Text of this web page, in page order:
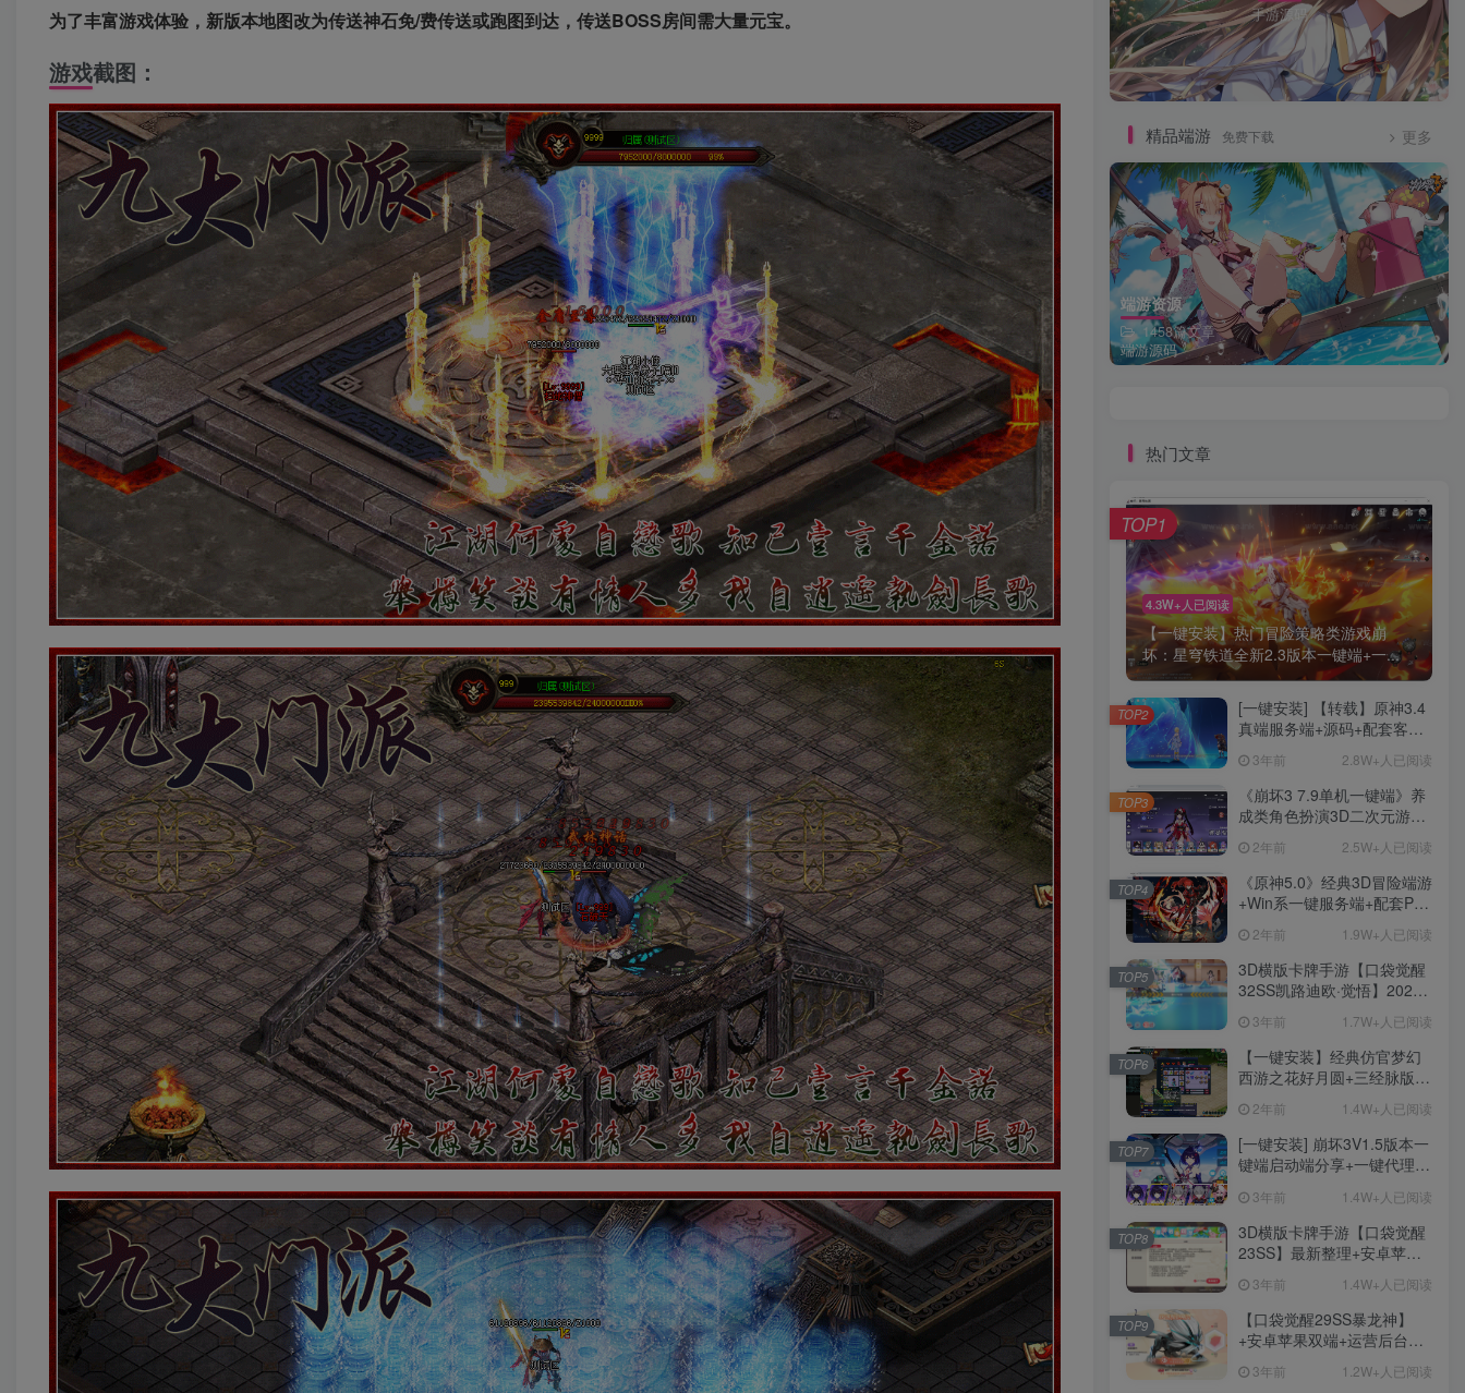
为了丰富游戏体验，新版本地图改为传送神石免/费传送或跑图到达，传送BOSS房间需大量元宝。
游戏截图：
手游源码
精品端游 免费下载 更多
端游资源
1458篇文章
端游源码
热门文章
4.3W+人已阅读
【一键安装】热门冒险策略类游戏崩
坏：星穹铁道全新2.3版本一键端+一...
TOP1
[一键安装] 【转载】原神3.4
真端服务端+源码+配套客户
说明文件
3年前 2.8W+人已阅读
TOP2
《崩坏3 7.9单机一键端》养
成类角色扮演3D二次元游
用、无限资源、附带保姆级
安装教程
2年前 2.5W+人已阅读
TOP3
《原神5.0》经典3D冒险端游
+Win系一键服务端+配套PC
池文件
2年前 1.9W+人已阅读
TOP4
3D横版卡牌手游【口袋觉醒
32SS凯路迪欧·觉悟】2023
+支付对接+安卓苹果双端+运
营后台+GM授权后台+代理
后台
3年前 1.7W+人已阅读
TOP5
【一键安装】经典仿官梦幻
西游之花好月圆+三经脉版本
卡+剧情活动+视频搭建及其
他修改资料
2年前 1.4W+人已阅读
TOP6
[一键安装] 崩坏3V1.5版本一
键端启动端分享+一键代理
ID+详细指令+极简一键修改
3年前 1.4W+人已阅读
TOP7
3D横版卡牌手游【口袋觉醒
23SS】最新整理+安卓苹果
细搭建教程
3年前 1.4W+人已阅读
TOP8
【口袋觉醒29SS暴龙神】
+安卓苹果双端+运营后台
端 3年前 1.2W+人已阅读
TOP9